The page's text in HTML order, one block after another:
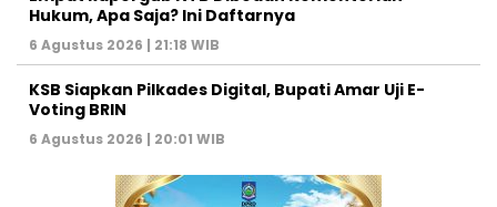
Hukum, Apa Saja? Ini Daftarnya
6 Agustus 2026 | 21:18 WIB
KSB Siapkan Pilkades Digital, Bupati Amar Uji E-
Voting BRIN
6 Agustus 2026 | 20:01 WIB